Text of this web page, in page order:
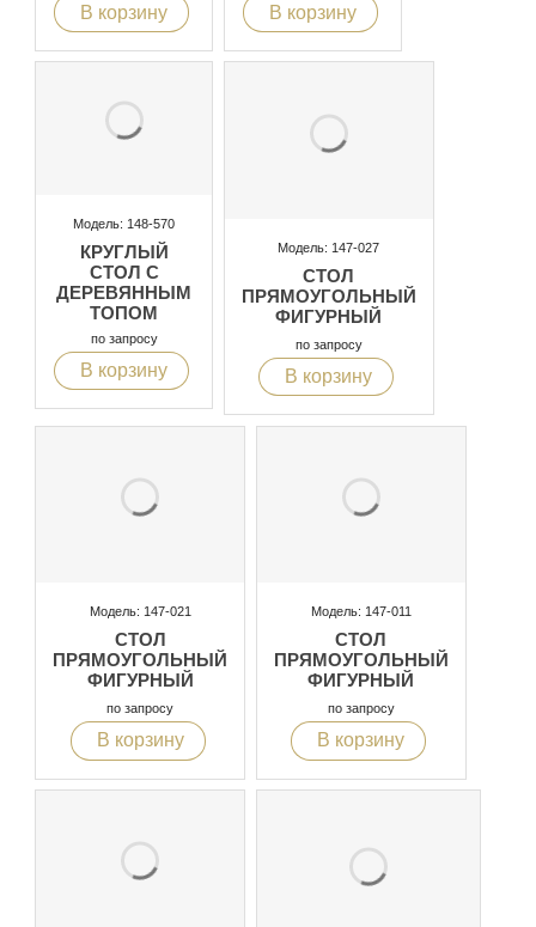
В корзину В корзину
Модель: 148-570
КРУГЛЫЙ
СТОЛ С
ДЕРЕВЯННЫМ
ТОПОМ
по запросу
В корзину
Модель: 147-027
СТОЛ
ПРЯМОУГОЛЬНЫЙ
ФИГУРНЫЙ
по запросу
В корзину
Модель: 147-021
СТОЛ
ПРЯМОУГОЛЬНЫЙ
ФИГУРНЫЙ
по запросу
В корзину
Модель: 147-011
СТОЛ
ПРЯМОУГОЛЬНЫЙ
ФИГУРНЫЙ
по запросу
В корзину